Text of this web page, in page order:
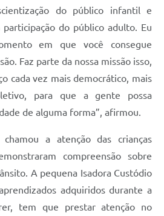
do público infantil e
do público adulto. Eu
em que você consegue
Faz parte da nossa missão isso,
cada vez mais democrático, mais
para que a gente possa
de alguma forma”, afirmou.
a atenção das crianças
compreensão sobre
A pequena Isadora Custódio
adquiridos durante a
tem que prestar atenção no